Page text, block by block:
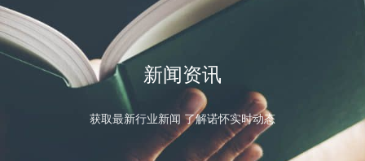
解决方案
医院方案 新闻资讯
获取最新行业新闻 了解诺怀实时动态